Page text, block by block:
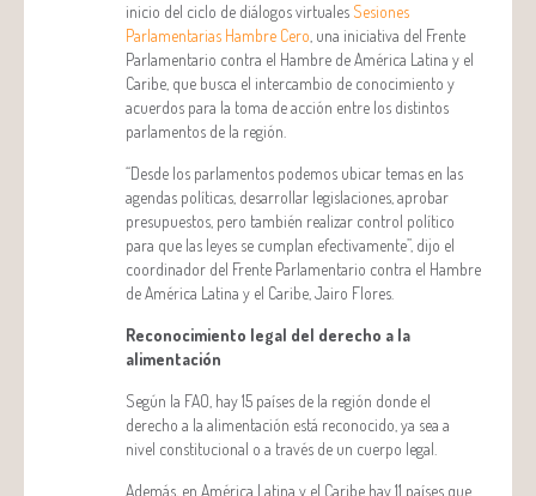
inicio del ciclo de diálogos virtuales Sesiones
Parlamentarias Hambre Cero , una iniciativa del Frente
Parlamentario contra el Hambre de América Latina y el
Caribe, que busca el intercambio de conocimiento y
acuerdos para la toma de acción entre los distintos
parlamentos de la región.
“Desde los parlamentos podemos ubicar temas en las
agendas políticas, desarrollar legislaciones, aprobar
presupuestos, pero también realizar control político
para que las leyes se cumplan efectivamente”, dijo el
coordinador del Frente Parlamentario contra el Hambre
de América Latina y el Caribe, Jairo Flores.
Reconocimiento legal del derecho a la
alimentación
Según la FAO, hay 15 países de la región donde el
derecho a la alimentación está reconocido, ya sea a
nivel constitucional o a través de un cuerpo legal.
Además, en América Latina y el Caribe hay 11 países que